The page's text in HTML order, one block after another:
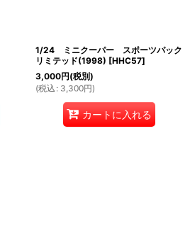
1/24 ミニクーパー スポーツパック
リミテッド(1998) [HHC57]
3,000円(税別)
(税込 : 3,300円)
カートに入れる